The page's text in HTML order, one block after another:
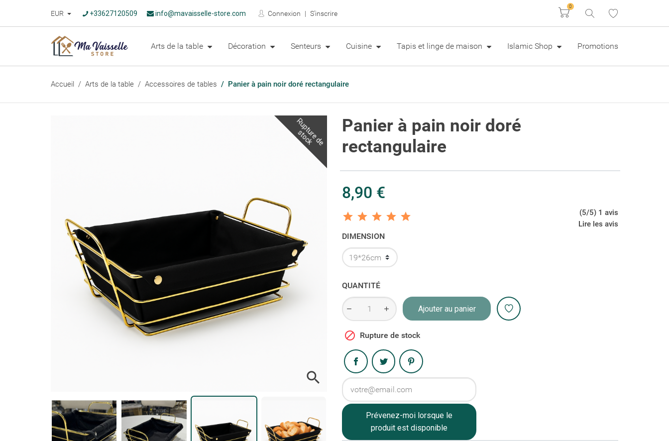
EUR +33627120509 info@mavaisselle-store.com Connexion S'inscrire Panier
0
Arts de la table Décoration Senteurs Cuisine Tapis et linge de maison Islamic Shop Promotions
Accueil Arts de la table Accessoires de tables Panier à pain noir doré rectangulaire

R
u
p
t
u
r
e
d
e
s
t
o
c
k
Panier à pain noir doré
rectangulaire
8,90 €
(5/5) 1 avis
Lire les avis
DIMENSION
QUANTITÉ
Ajouter au panier
 Rupture de stock
Partager
Prévenez-moi lorsque le
produit est disponible